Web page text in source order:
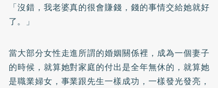
「沒錯，我老婆真的很會賺錢，錢的事情交給她就好
了。」
當大部分女性走進所謂的婚姻關係裡，成為一個妻子
的時候，就算她對家庭的付出是全年無休的，就算她
是職業婦女，事業跟先生一樣成功，一樣發光發亮，